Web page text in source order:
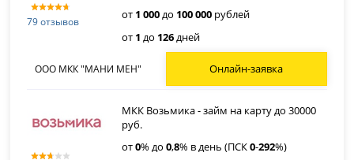
79 отзывов
от 1 000до 100 000 рублей
от 1 до 126дней
ООО МКК "МАНИ МЕН" Онлайн-заявка
МКК Возьмика - займ на карту до 30000
руб.
от0% до0,8% в день (ПСК0-292%)